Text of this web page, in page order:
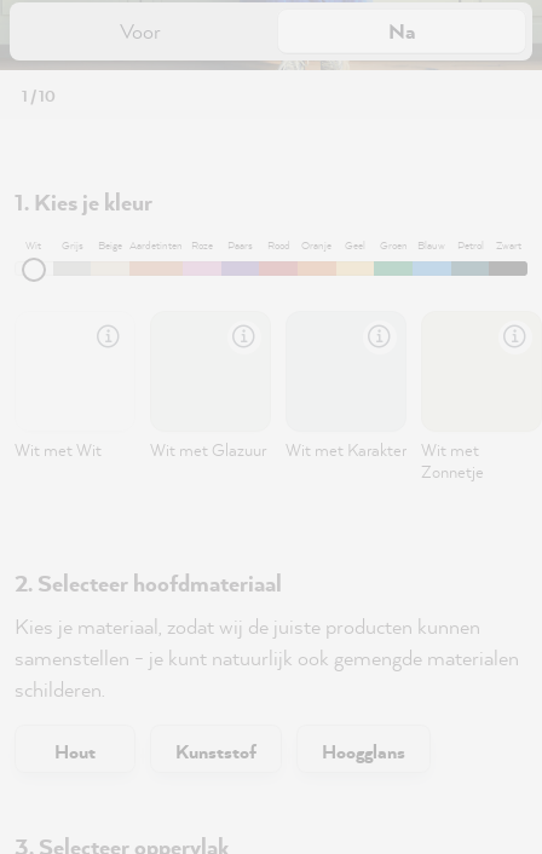
Voor Na
1 / 10
1. Kies je kleur
Wit Grijs Beige Aardetinten Roze Paars Rood Oranje Geel Groen Blauw Petrol Zwart
Wit met Wit Wit met Glazuur Wit met Karakter
Wit met
Zonnetje
2. Selecteer hoofdmateriaal
Kies je materiaal, zodat wij de juiste producten kunnen
samenstellen - je kunt natuurlijk ook gemengde materialen
schilderen.
Hout Kunststof Hoogglans
3. Selecteer oppervlak